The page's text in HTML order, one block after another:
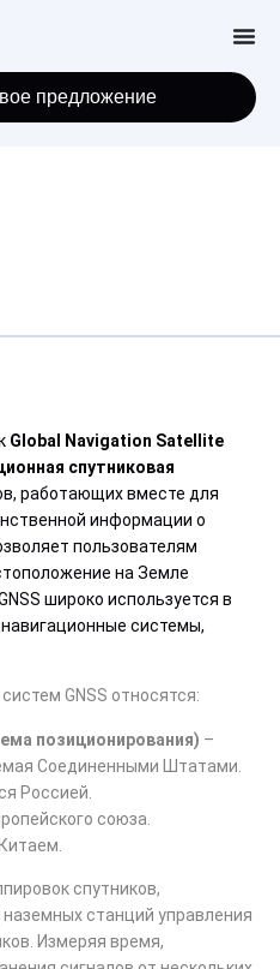
предложение
Global Navigation Satellite
спутниковая
работающих вместе для
информации о
пользователям
на Земле
широко используется в
навигационные системы,
GNSS относятся:
позиционирования) –
Соединенными Штатами.
Россией.
союза.
спутников,
станций управления
Измеряя время,